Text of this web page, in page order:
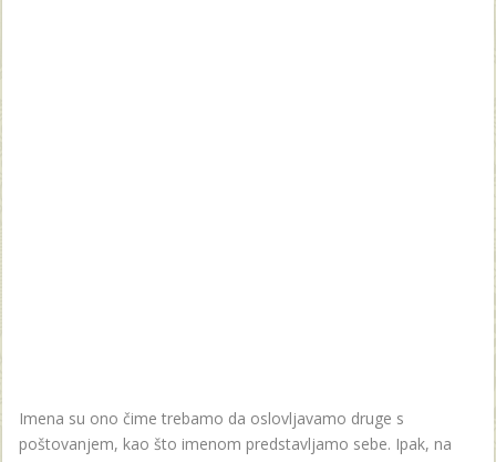
Imena su ono čime trebamo da oslovljavamo druge s
poštovanjem, kao što imenom predstavljamo sebe. Ipak, na